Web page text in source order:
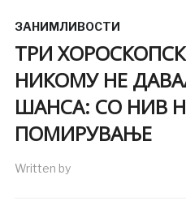
ЗАНИМЛИВОСТИ
ТРИ
НИКОМУ НЕ
ШАНСА: СО НИВ
ПОМИРУВАЊЕ
Written by